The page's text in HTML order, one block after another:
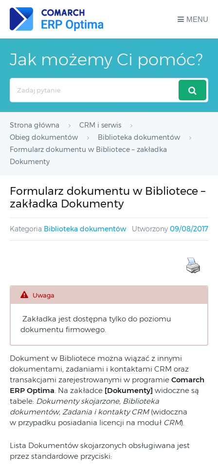
MENU
Jak możemy Ci pomóc?
Strona główna
CRM i serwis
Obieg dokumentów
Biblioteka dokumentów
Formularz dokumentu w Bibliotece – zakładka
Dokumenty
Formularz dokumentu w Bibliotece –
zakładka Dokumenty
Kategoria Biblioteka dokumentów Utworzony 09/08/2017
Uwaga
Zakładka jest dostępna tylko do poziomu
dokumentu firmowego.
Dokument w Bibliotece można wiązać z innymi
dokumentami, zadaniami i kontaktami CRM oraz
transakcjami zarejestrowanymi w programie Comarch
ERP Optima. Na zakładce [Dokumenty] widoczne są
tabele: Dokumenty skojarzone, Biblioteka
dokumentów, Zadania i kontakty CRM (widoczna
w przypadku posiadania licencji na moduł CRM).
Lista Dokumentów skojarzonych obsługiwana jest
przez standardowe przyciski: